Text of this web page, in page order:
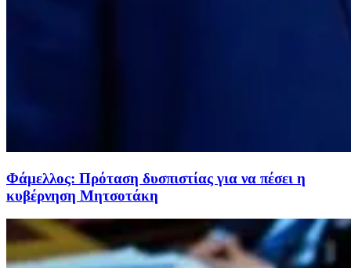
Φάμελλος: Πρόταση δυσπιστίας για να πέσει η
κυβέρνηση Μητσοτάκη